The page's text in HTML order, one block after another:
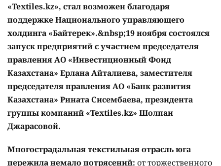
«Textiles.kz», стал возможен благодаря
поддержке Национального управляющего
холдинга «Байтерек».&nbsp;19 ноября состоялся
запуск предприятий с участием председателя
правления АО «Инвестиционный Фонд
Казахстана» Ерлана Айталиева, заместителя
председателя правления АО «Банк развития
Казахстана» Рината Сисембаева, президента
группы компаний «Textiles.kz» Шолпан
Джарасовой.
Многострадальная текстильная отрасль юга
пережила немало потрясений: от торжественного